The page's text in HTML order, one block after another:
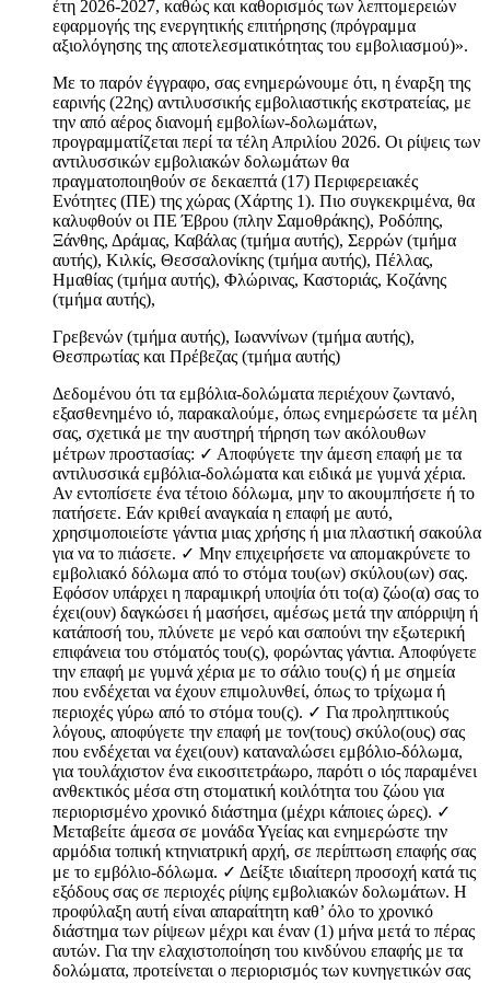
έτη 2026-2027, καθώς και καθορισμός των λεπτομερειών
εφαρμογής της ενεργητικής επιτήρησης (πρόγραμμα
αξιολόγησης της αποτελεσματικότητας του εμβολιασμού)».
Με το παρόν έγγραφο, σας ενημερώνουμε ότι, η έναρξη της
εαρινής (22ης) αντιλυσσικής εμβολιαστικής εκστρατείας, με
την από αέρος διανομή εμβολίων-δολωμάτων,
προγραμματίζεται περί τα τέλη Απριλίου 2026. Οι ρίψεις των
αντιλυσσικών εμβολιακών δολωμάτων θα
πραγματοποιηθούν σε δεκαεπτά (17) Περιφερειακές
Ενότητες (ΠΕ) της χώρας (Χάρτης 1). Πιο συγκεκριμένα, θα
καλυφθούν οι ΠΕ Έβρου (πλην Σαμοθράκης), Ροδόπης,
Ξάνθης, Δράμας, Καβάλας (τμήμα αυτής), Σερρών (τμήμα
αυτής), Κιλκίς, Θεσσαλονίκης (τμήμα αυτής), Πέλλας,
Ημαθίας (τμήμα αυτής), Φλώρινας, Καστοριάς, Κοζάνης
(τμήμα αυτής),
Γρεβενών (τμήμα αυτής), Ιωαννίνων (τμήμα αυτής),
Θεσπρωτίας και Πρέβεζας (τμήμα αυτής)
Δεδομένου ότι τα εμβόλια-δολώματα περιέχουν ζωντανό,
εξασθενημένο ιό, παρακαλούμε, όπως ενημερώσετε τα μέλη
σας, σχετικά με την αυστηρή τήρηση των ακόλουθων
μέτρων προστασίας: ✓ Αποφύγετε την άμεση επαφή με τα
αντιλυσσικά εμβόλια-δολώματα και ειδικά με γυμνά χέρια.
Αν εντοπίσετε ένα τέτοιο δόλωμα, μην το ακουμπήσετε ή το
πατήσετε. Εάν κριθεί αναγκαία η επαφή με αυτό,
χρησιμοποιείστε γάντια μιας χρήσης ή μια πλαστική σακούλα
για να το πιάσετε. ✓ Μην επιχειρήσετε να απομακρύνετε το
εμβολιακό δόλωμα από το στόμα του(ων) σκύλου(ων) σας.
Εφόσον υπάρχει η παραμικρή υποψία ότι το(α) ζώο(α) σας το
έχει(ουν) δαγκώσει ή μασήσει, αμέσως μετά την απόρριψη ή
κατάποσή του, πλύνετε με νερό και σαπούνι την εξωτερική
επιφάνεια του στόματός του(ς), φορώντας γάντια. Αποφύγετε
την επαφή με γυμνά χέρια με το σάλιο του(ς) ή με σημεία
που ενδέχεται να έχουν επιμολυνθεί, όπως το τρίχωμα ή
περιοχές γύρω από το στόμα του(ς). ✓ Για προληπτικούς
λόγους, αποφύγετε την επαφή με τον(τους) σκύλο(ους) σας
που ενδέχεται να έχει(ουν) καταναλώσει εμβόλιο-δόλωμα,
για τουλάχιστον ένα εικοσιτετράωρο, παρότι ο ιός παραμένει
ανθεκτικός μέσα στη στοματική κοιλότητα του ζώου για
περιορισμένο χρονικό διάστημα (μέχρι κάποιες ώρες). ✓
Μεταβείτε άμεσα σε μονάδα Υγείας και ενημερώστε την
αρμόδια τοπική κτηνιατρική αρχή, σε περίπτωση επαφής σας
με το εμβόλιο-δόλωμα. ✓ Δείξτε ιδιαίτερη προσοχή κατά τις
εξόδους σας σε περιοχές ρίψης εμβολιακών δολωμάτων. Η
προφύλαξη αυτή είναι απαραίτητη καθ’ όλο το χρονικό
διάστημα των ρίψεων μέχρι και έναν (1) μήνα μετά το πέρας
αυτών. Για την ελαχιστοποίηση του κινδύνου επαφής με τα
δολώματα, προτείνεται ο περιορισμός των κυνηγετικών σας